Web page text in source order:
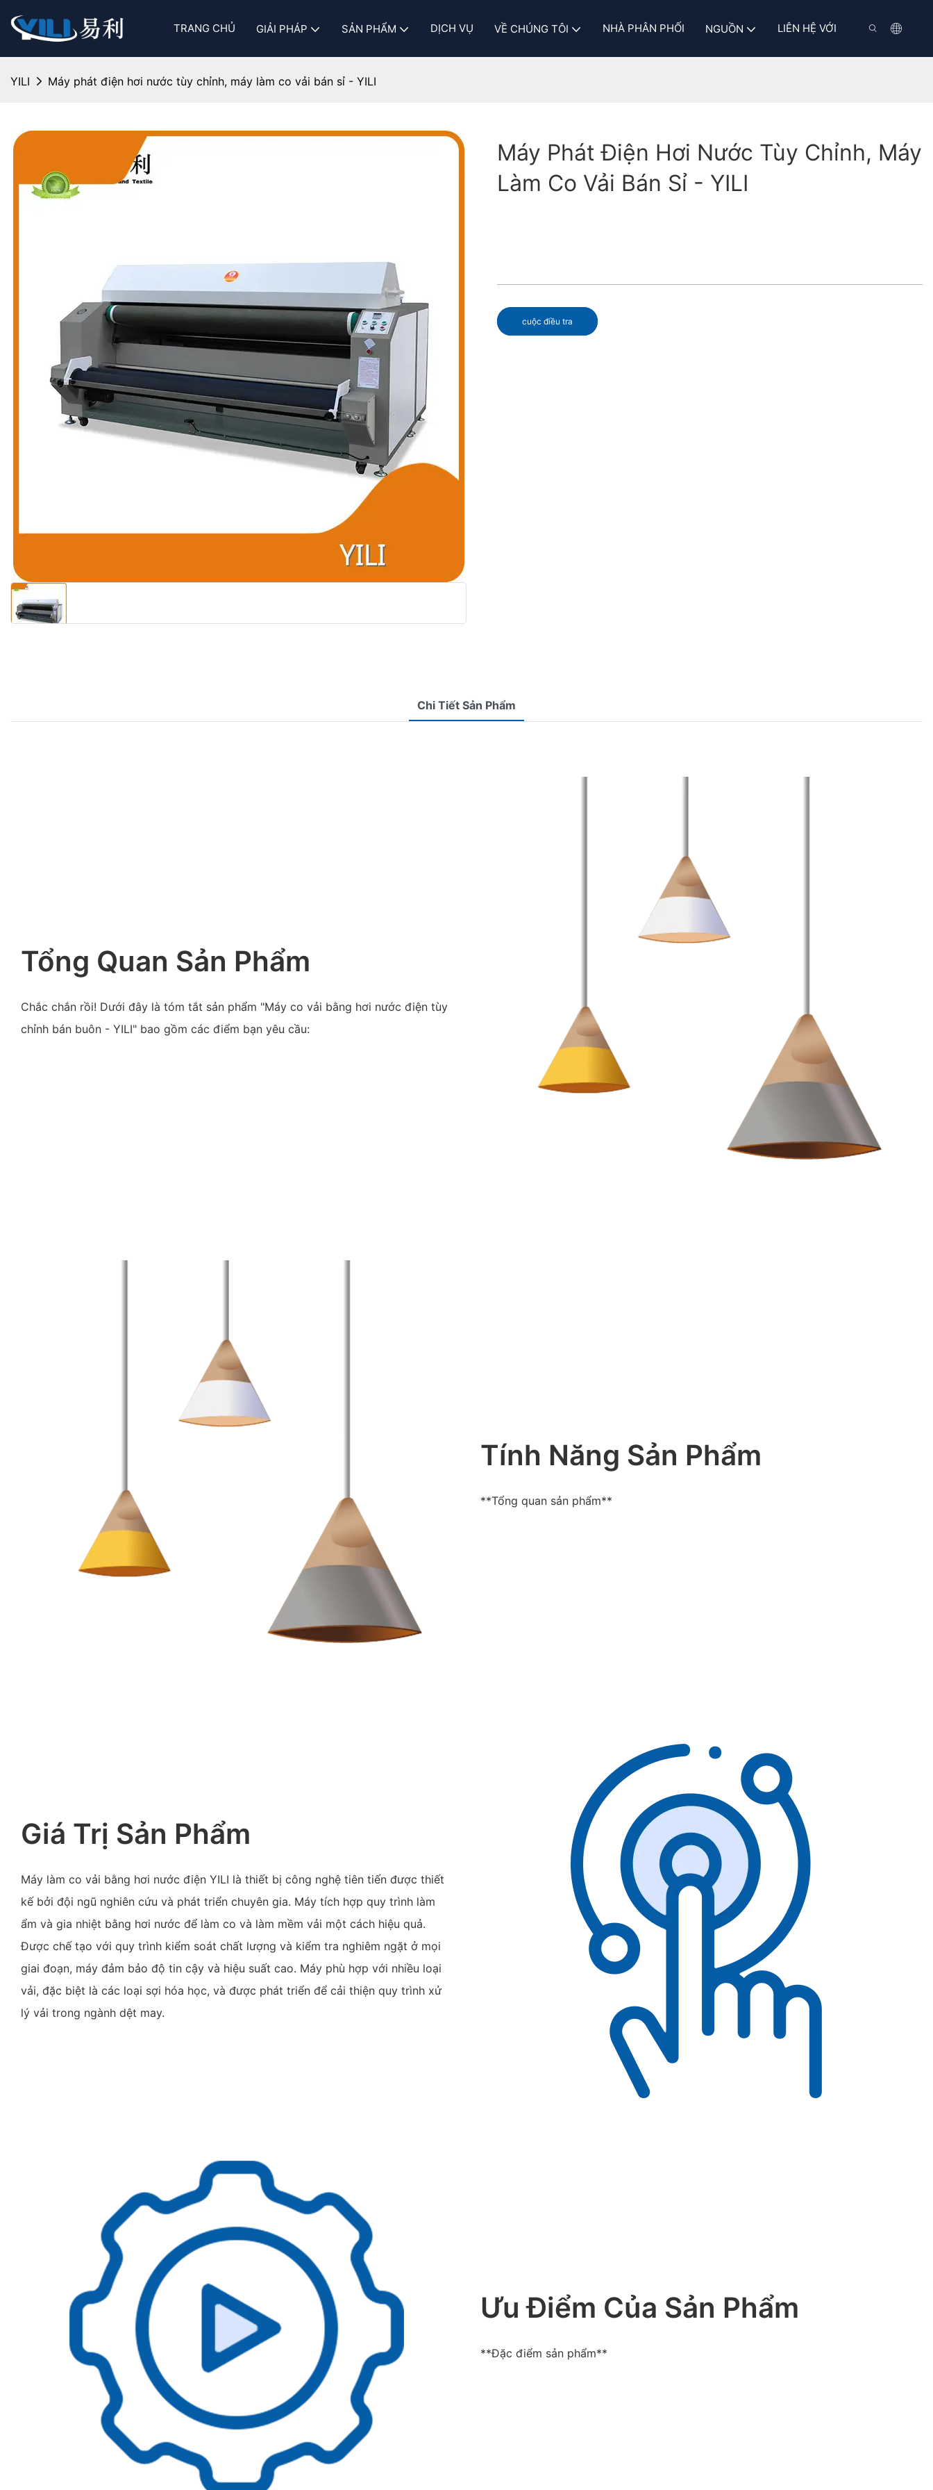
TRANG CHỦ GIẢI PHÁP SẢN PHẨM DỊCH VỤ VỀ CHÚNG TÔI NHÀ PHÂN PHỐI NGUỒN LIÊN HỆ VỚI
YILI Máy phát điện hơi nước tùy chỉnh, máy làm co vải bán sỉ - YILI
Máy Phát Điện Hơi Nước Tùy Chỉnh, Máy
Làm Co Vải Bán Sỉ - YILI
cuộc điều tra
Chi Tiết Sản Phẩm
Tổng Quan Sản Phẩm
Chắc chắn rồi! Dưới đây là tóm tắt sản phẩm "Máy co vải bằng hơi nước điện tùy
chỉnh bán buôn - YILI" bao gồm các điểm bạn yêu cầu:
Tính Năng Sản Phẩm
**Tổng quan sản phẩm**
Giá Trị Sản Phẩm
Máy làm co vải bằng hơi nước điện YILI là thiết bị công nghệ tiên tiến được thiết
kế bởi đội ngũ nghiên cứu và phát triển chuyên gia. Máy tích hợp quy trình làm
ẩm và gia nhiệt bằng hơi nước để làm co và làm mềm vải một cách hiệu quả.
Được chế tạo với quy trình kiểm soát chất lượng và kiểm tra nghiêm ngặt ở mọi
giai đoạn, máy đảm bảo độ tin cậy và hiệu suất cao. Máy phù hợp với nhiều loại
vải, đặc biệt là các loại sợi hóa học, và được phát triển để cải thiện quy trình xử
lý vải trong ngành dệt may.
Ưu Điểm Của Sản Phẩm
**Đặc điểm sản phẩm**